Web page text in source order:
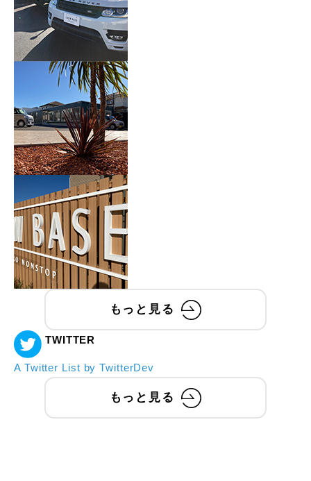
もっと見る
TWITTER
A Twitter List by TwitterDev
もっと見る